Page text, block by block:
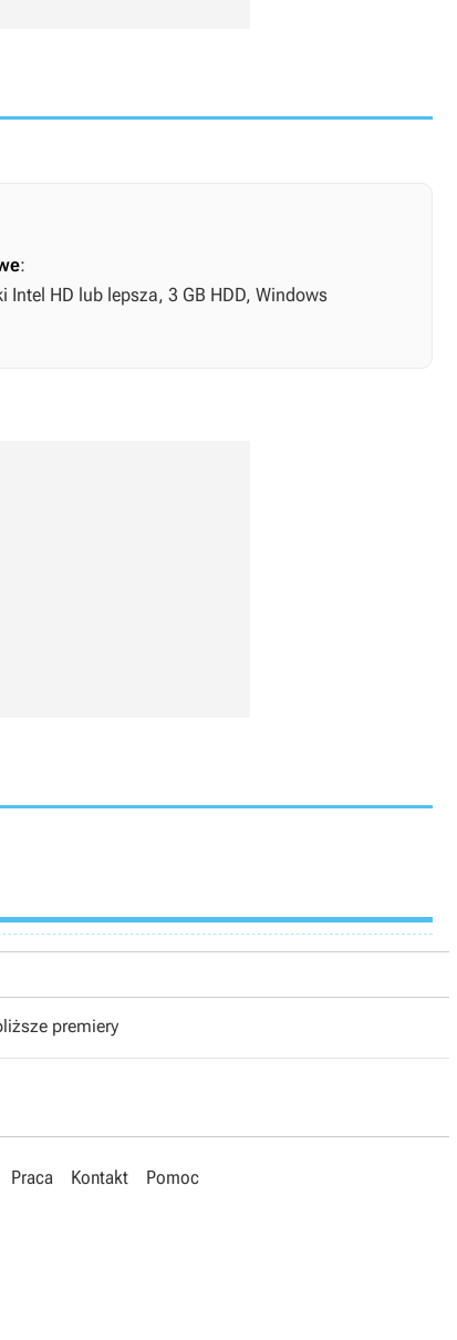
:
Intel HD lub lepsza, 3 GB HDD, Windows
premiery
Praca Kontakt Pomoc